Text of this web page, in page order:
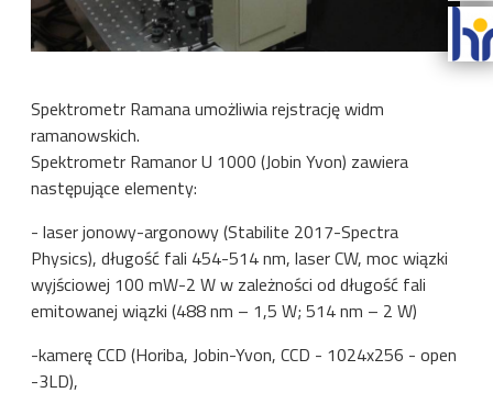
Spektrometr Ramana umożliwia rejstrację widm
ramanowskich.
Spektrometr Ramanor U 1000 (Jobin Yvon) zawiera
następujące elementy:
- laser jonowy-argonowy (Stabilite 2017-Spectra
Physics), długość fali 454-514 nm, laser CW, moc wiązki
wyjściowej 100 mW-2 W w zależności od długość fali
emitowanej wiązki (488 nm – 1,5 W; 514 nm – 2 W)
-kamerę CCD (Horiba, Jobin-Yvon, CCD - 1024x256 - open
-3LD),